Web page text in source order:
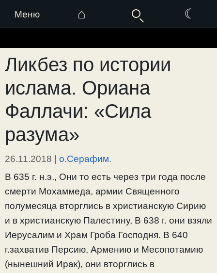
Меню ⌂ ☾
к
содержимому
Ликбез по истории
ислама. Ориана
Фаллачи: «Сила
разума»
26.11.2018 | о.Серафим.
В 635 г. н.э., Они то есть через три года после
смерти Мохаммеда, армии Священного
полумесяца вторглись в христианскую Сирию
и в христианскую Палестину, В 638 г. они взяли
Иерусалим и Храм Гроба Господня. В 640
г.захватив Персию, Армению и Месопотамию
(нынешний Ирак), они вторглись в